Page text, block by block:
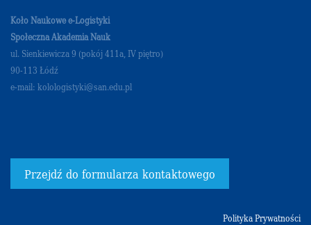
Koło Naukowe e-Logistyki
Społeczna Akademia Nauk
ul. Sienkiewicza 9 (pokój 411a, IV piętro)
90-113 Łódź
e-mail: kolologistyki@san.edu.pl
Przejdź do formularza kontaktowego
Polityka Prywatności